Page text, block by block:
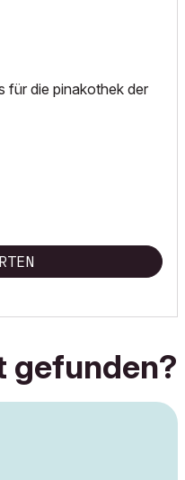
für die pinakothek der
gefunden?